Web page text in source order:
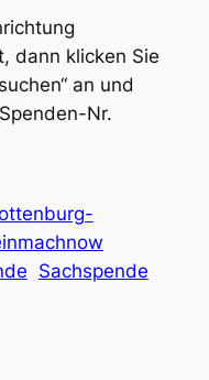
dann klicken Sie
an und
Nr.
Sachspende